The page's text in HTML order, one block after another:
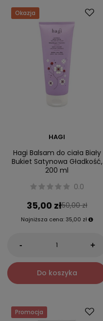
Okazja
HAGI
Hagi Balsam do ciała Biały
Bukiet Satynowa Gładkość,
200 ml
0.0
35,00 zł50,00 zł
Najniższa cena: 35,00 zł
- +
Do koszyka
Promocja